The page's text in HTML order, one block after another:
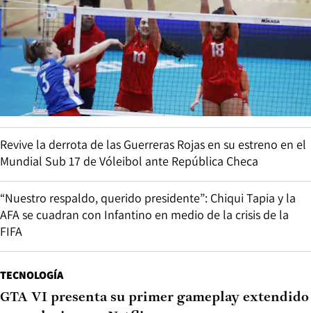
Revive la derrota de las Guerreras Rojas en su estreno en el
Mundial Sub 17 de Vóleibol ante República Checa
“Nuestro respaldo, querido presidente”: Chiqui Tapia y la
AFA se cuadran con Infantino en medio de la crisis de la
FIFA
TECNOLOGÍA
GTA VI presenta su primer gameplay extendido